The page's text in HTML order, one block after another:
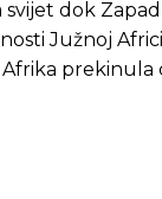
svijet dok
Južnoj
prekinula